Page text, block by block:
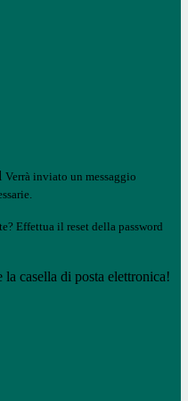
Verrà inviato un messaggio
Effettua il reset della password
casella di posta elettronica!